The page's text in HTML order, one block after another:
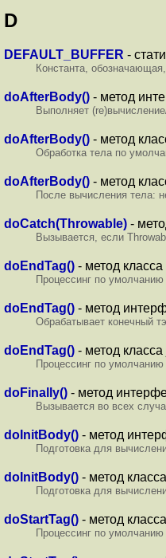
D
DEFAULT_BUFFER -
Константа,
doAfterBody() - метод
Выполняет
doAfterBody() - метод
Обработка тела по
doAfterBody() - метод
После вычисления тела:
doCatch(Throwable) -
Вызывается, если
doEndTag() - метод
Процессинг по
doEndTag() - метод
Обрабатывает конечный
doEndTag() - метод
Процессинг по
doFinally() - метод
Вызывается во всех
doInitBody() - метод
Подготовка для
doInitBody() - метод
Подготовка для
doStartTag() - метод
Процессинг по